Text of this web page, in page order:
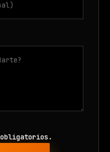
obligatorios.